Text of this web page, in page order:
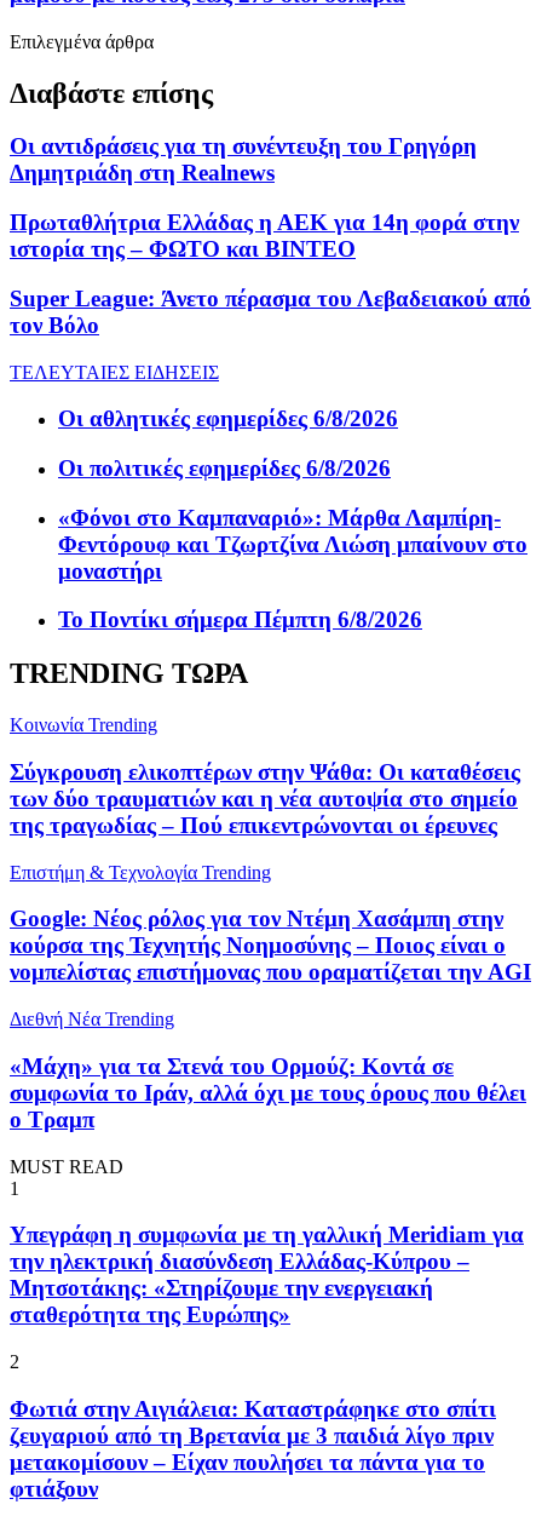
Επιλεγμένα άρθρα
Διαβάστε επίσης
Οι αντιδράσεις για τη συνέντευξη του Γρηγόρη
Δημητριάδη στη Realnews
Πρωταθλήτρια Ελλάδας η ΑΕΚ για 14η φορά στην
ιστορία της – ΦΩΤΟ και ΒΙΝΤΕΟ
Super League: Άνετο πέρασμα του Λεβαδειακού από
τον Βόλο
ΤΕΛΕΥΤΑΙΕΣ ΕΙΔΗΣΕΙΣ
Οι αθλητικές εφημερίδες 6/8/2026
Οι πολιτικές εφημερίδες 6/8/2026
«Φόνοι στο Καμπαναριό»: Μάρθα Λαμπίρη-
Φεντόρουφ και Τζωρτζίνα Λιώση μπαίνουν στο
μοναστήρι
Το Ποντίκι σήμερα Πέμπτη 6/8/2026
TRENDING ΤΩΡΑ
Κοινωνία Trending
Σύγκρουση ελικοπτέρων στην Ψάθα: Οι καταθέσεις
των δύο τραυματιών και η νέα αυτοψία στο σημείο
της τραγωδίας – Πού επικεντρώνονται οι έρευνες
Επιστήμη & Τεχνολογία Trending
Google: Νέος ρόλος για τον Ντέμη Χασάμπη στην
κούρσα της Τεχνητής Νοημοσύνης – Ποιος είναι ο
νομπελίστας επιστήμονας που οραματίζεται την AGI
Διεθνή Νέα Trending
«Μάχη» για τα Στενά του Ορμούζ: Κοντά σε
συμφωνία το Ιράν, αλλά όχι με τους όρους που θέλει
ο Τραμπ
MUST READ
1
Υπεγράφη η συμφωνία με τη γαλλική Meridiam για
την ηλεκτρική διασύνδεση Ελλάδας-Κύπρου –
Μητσοτάκης: «Στηρίζουμε την ενεργειακή
σταθερότητα της Eυρώπης»
2
Φωτιά στην Αιγιάλεια: Καταστράφηκε στο σπίτι
ζευγαριού από τη Βρετανία με 3 παιδιά λίγο πριν
μετακομίσουν – Είχαν πουλήσει τα πάντα για το
φτιάξουν